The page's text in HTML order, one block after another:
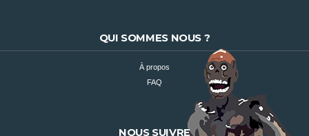
QUI SOMMES NOUS ?
À propos
FAQ
NOUS SUIVRE